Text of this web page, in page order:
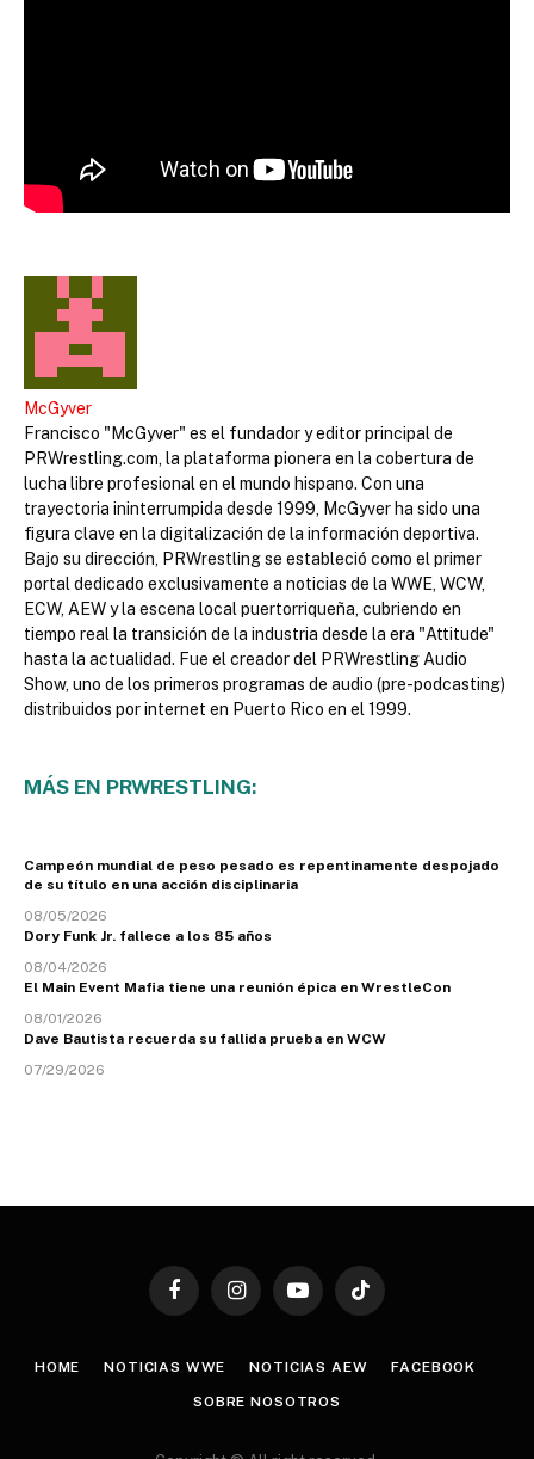
McGyver
Francisco "McGyver" es el fundador y editor principal de
PRWrestling.com, la plataforma pionera en la cobertura de
lucha libre profesional en el mundo hispano. Con una
trayectoria ininterrumpida desde 1999, McGyver ha sido una
figura clave en la digitalización de la información deportiva.
Bajo su dirección, PRWrestling se estableció como el primer
portal dedicado exclusivamente a noticias de la WWE, WCW,
ECW, AEW y la escena local puertorriqueña, cubriendo en
tiempo real la transición de la industria desde la era "Attitude"
hasta la actualidad. Fue el creador del PRWrestling Audio
Show, uno de los primeros programas de audio (pre-podcasting)
distribuidos por internet en Puerto Rico en el 1999.
MÁS EN PRWRESTLING:
Campeón mundial de peso pesado es repentinamente despojado
de su título en una acción disciplinaria
08/05/2026
Dory Funk Jr. fallece a los 85 años
08/04/2026
El Main Event Mafia tiene una reunión épica en WrestleCon
08/01/2026
Dave Bautista recuerda su fallida prueba en WCW
07/29/2026
FacebookInstagramYouTubeTikTok
HOME NOTICIAS WWE NOTICIAS AEW FACEBOOK
SOBRE NOSOTROS